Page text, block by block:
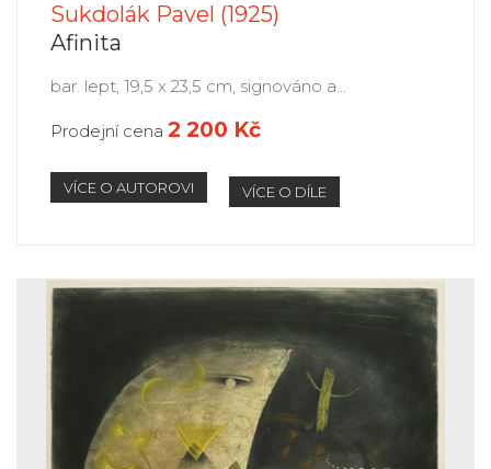
Sukdolák Pavel (1925)
Afinita
bar. lept, 19,5 x 23,5 cm, signováno a...
Prodejní cena 2 200 Kč
VÍCE O AUTOROVI VÍCE O DÍLE